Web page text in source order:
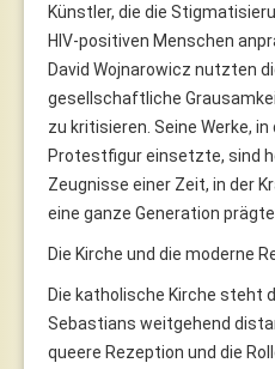
Künstler, die die
HIV-positiven Menschen
David Wojnarowicz nutzten
gesellschaftliche
zu kritisieren. Seine Werke,
Protestfigur einsetzte, sind
Zeugnisse einer Zeit, in der
eine ganze Generation
Die Kirche und die moderne
Die katholische Kirche steht
Sebastians weitgehend
queere Rezeption und die